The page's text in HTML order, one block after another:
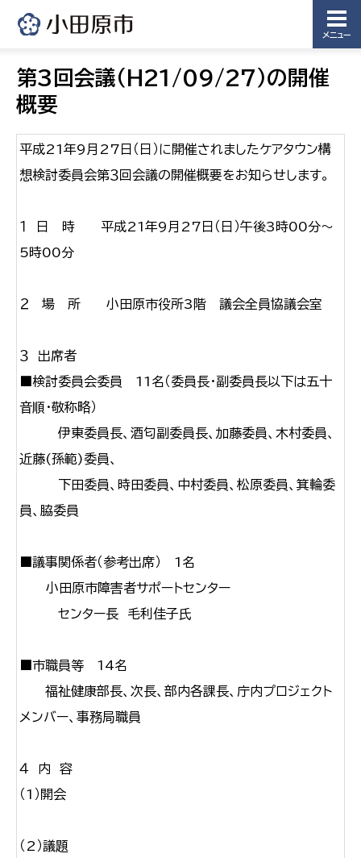
メニュー
第3回会議（H21/09/27）の開催
概要
平成21年9月27日（日）に開催されましたケアタウン構
想検討委員会第３回会議の開催概要をお知らせします。
１ 日 時 平成21年9月27日（日）午後3時00分〜
5時00分
２ 場 所 小田原市役所3階 議会全員協議会室
３ 出席者
■検討委員会委員 11名（委員長・副委員長以下は五十
音順・敬称略）
伊東委員長、酒匂副委員長、加藤委員、木村委員、
近藤(孫範)委員、
下田委員、時田委員、中村委員、松原委員、箕輪委
員、脇委員
■議事関係者（参考出席） 1名
小田原市障害者サポートセンター
センター長 毛利佳子氏
■市職員等 14名
福祉健康部長、次長、部内各課長、庁内プロジェクト
メンバー、事務局職員
４ 内 容
（1）開会
（2）議題